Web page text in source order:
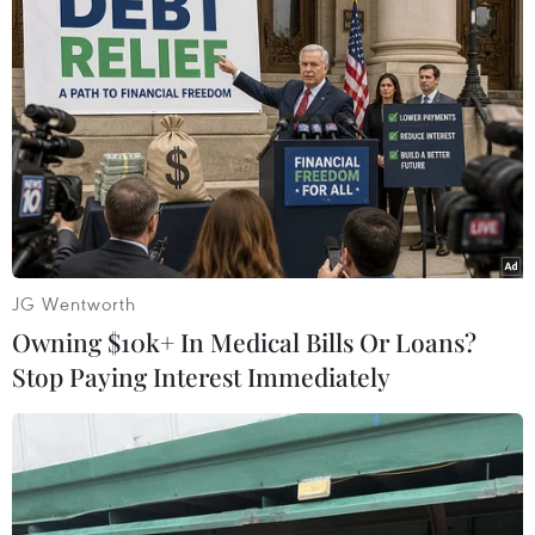
Bão Dolphin càn quét các
đảo miền Nam Nhật Bản,
sân bay Okinawa phải
đóng cửa
07/08/2026 09:10
Từ ngày 9/8, cảnh báo
nắng nóng diện rộng ở
khu vực Bắc Bộ và Trung
Bộ
07/08/2026 08:58
Từ Quảng Ninh đến Quảng
Trị chủ động ứng phó với
áp thấp nhiệt đới
07/08/2026 08:21
Hạn hán nghiêm trọng đe
dọa "huyết mạch" kinh tế
châu Âu
07/08/2026 07:58
JG Wentworth
Owning $10k+ In Medical Bills Or Loans?
Stop Paying Interest Immediately